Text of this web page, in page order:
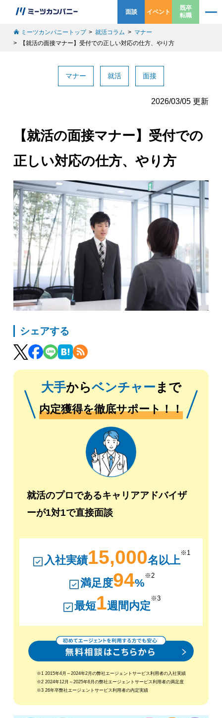
面談 イベント
既卒
転職
ミーツカンパニートップ 就活コラム
マナー
【就活の面接マナー】受付での正しい対応の仕方、やり方
マナー 就活 面接
2026/03/05 更新
【就活の面接マナー】受付での
正しい対応の仕方、やり方
シェアする
大手からベンチャー まで
内定獲得を徹底サポート！！
就活のプロであるキャリアアドバイザ
ーが1対1で直接面談
入社実績15,000名以上
※1
満足度94%
※2
最短1週間内定
※3
※1 2015年4月～2024年2月の弊社エージェントサービス利用者の入社実績
※2 2024年12月～2025年6月の弊社エージェントサービス利用者の満足度
※3 26年卒弊社エージェントサービス利用者の内定実績